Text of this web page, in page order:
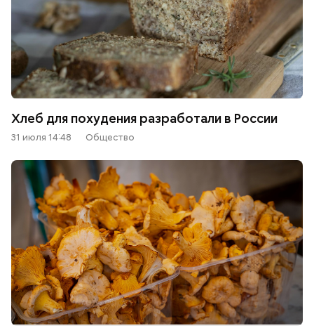
Хлеб для похудения разработали в России
31 июля 14:48 Общество